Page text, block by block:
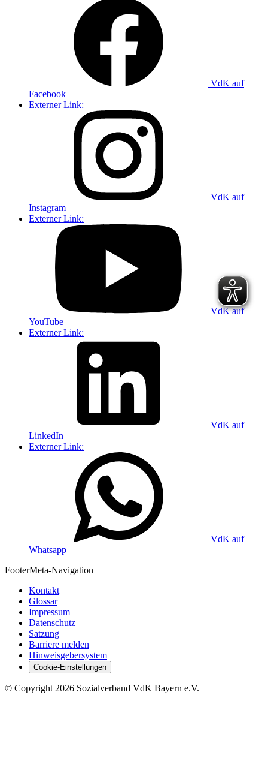
VdK auf
Facebook
Externer Link:
VdK auf
Instagram
Externer Link:
VdK auf
YouTube
Externer Link:
VdK auf
LinkedIn
Externer Link:
VdK auf
Whatsapp
FooterMeta-Navigation
Kontakt
Glossar
Impressum
Datenschutz
Satzung
Barriere melden
Hinweisgebersystem
Cookie-Einstellungen
© Copyright 2026 Sozialverband VdK Bayern e.V.